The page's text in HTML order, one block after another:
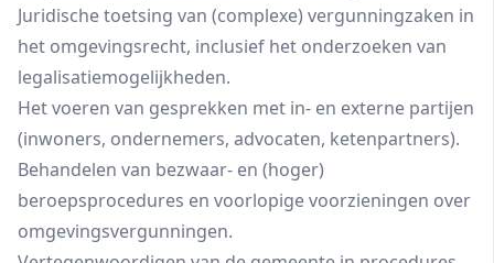
Juridische toetsing van (complexe) vergunningzaken in
het omgevingsrecht, inclusief het onderzoeken van
legalisatiemogelijkheden.
Het voeren van gesprekken met in- en externe partijen
(inwoners, ondernemers, advocaten, ketenpartners).
Behandelen van bezwaar- en (hoger)
beroepsprocedures en voorlopige voorzieningen over
omgevingsvergunningen.